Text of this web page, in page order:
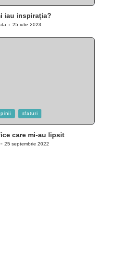
iau inspirația?
25 iulie 2023
sfaturi
care mi-au lipsit
25 septembrie 2022